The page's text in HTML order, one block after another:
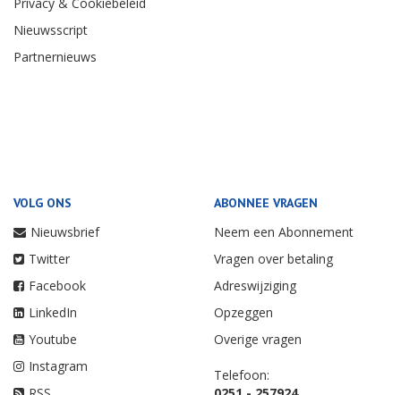
Nieuwsscript
Partnernieuws
VOLG ONS
Nieuwsbrief
Twitter
Facebook
LinkedIn
Youtube
Instagram
ABONNEE VRAGEN
Neem een Abonnement
Vragen over betaling
Adreswijziging
Opzeggen
Overige vragen
Telefoon: